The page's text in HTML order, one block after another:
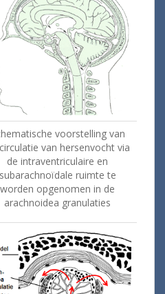
voorstelling van
van hersenvocht via
de intraventriculaire en
subarachnoïdale ruimte te
worden opgenomen in de
arachnoidea granulaties